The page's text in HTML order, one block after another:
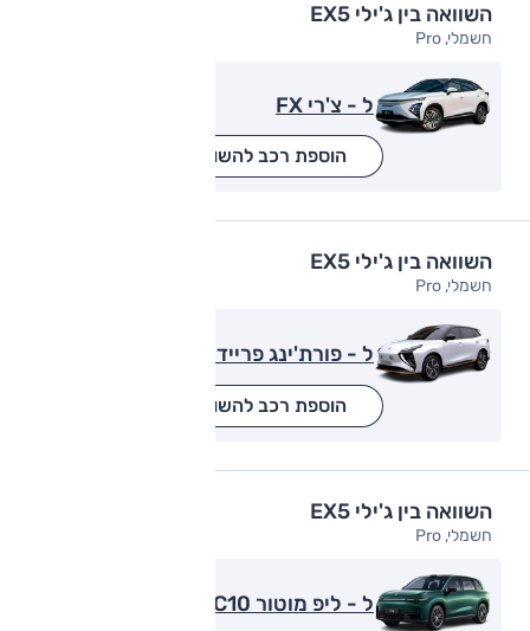
השוואה בין ג'ילי EX5
חשמלי, Pro
ל - צ'רי FX
הוספת רכב להשוואה
השוואה בין ג'ילי EX5
חשמלי, Pro
ל - פורת'ינג פריידי
הוספת רכב להשוואה
השוואה בין ג'ילי EX5
חשמלי, Pro
ל - ליפ מוטור C10